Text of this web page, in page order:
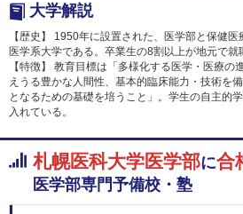
大学解説
【歴史】 1950年に設置された、医学部と保健
医学系大学である。卒業生の8割以上が地元で就
【特徴】 教育目標は「多様化する医学・医療の
えうる豊かな人間性、基本的臨床能力・技術を
となるための基礎を培うこと」。学生の自主的
入れている。
札幌医科大学医学部に合
医学部専門予備校・塾